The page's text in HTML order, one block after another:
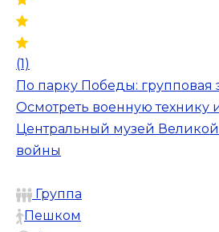
(1)
По парку Победы: групповая
Осмотреть военную технику
Центральный музей
войны
Группа
Пешком